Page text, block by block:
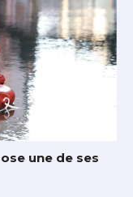
une de ses